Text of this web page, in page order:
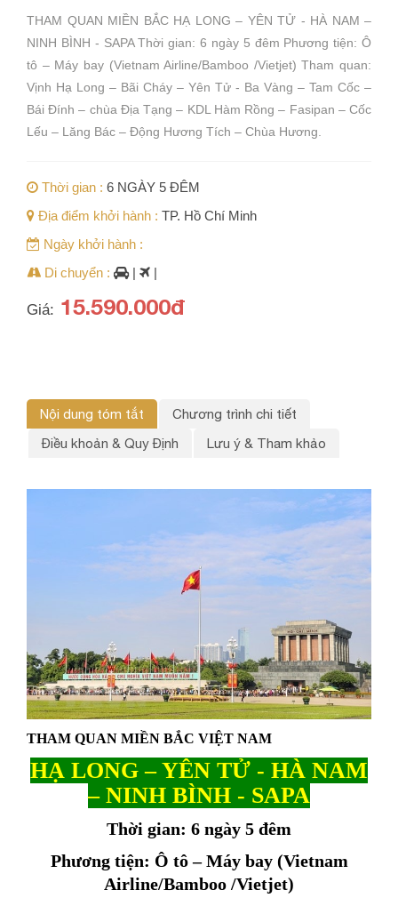
THAM QUAN MIỀN BẮC HẠ LONG – YÊN TỬ - HÀ NAM –
NINH BÌNH - SAPA Thời gian: 6 ngày 5 đêm Phương tiện: Ô
tô – Máy bay (Vietnam Airline/Bamboo /Vietjet) Tham quan:
Vịnh Hạ Long – Bãi Cháy – Yên Tử - Ba Vàng – Tam Cốc –
Bái Đính – chùa Địa Tạng – KDL Hàm Rồng – Fasipan – Cốc
Lếu – Lăng Bác – Động Hương Tích – Chùa Hương.
Thời gian : 6 NGÀY 5 ĐÊM
Địa điểm khởi hành : TP. Hồ Chí Minh
Ngày khởi hành :
Di chuyển :
|
Giá: 15.590.000đ
Nội dung tóm tắt
Chương trình chi tiết
Điều khoản & Quy Định
Lưu ý & Tham khảo
THAM QUAN MIỀN BẮC VIỆT NAM
HẠ LONG – YÊN TỬ - HÀ NAM
– NINH BÌNH - SAPA
Thời gian: 6 ngày 5 đêm
Phương tiện: Ô tô – Máy bay (Vietnam
Airline/Bamboo /Vietjet)